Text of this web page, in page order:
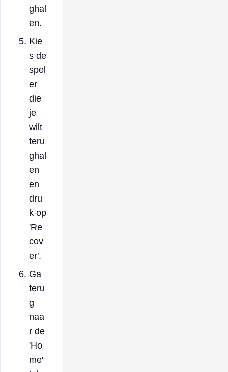
ghal
en.
Kie
s de
spel
er
die
je
wilt
teru
ghal
en
en
dru
k op
'Re
cov
er'.
Ga
teru
g
naa
r de
'Ho
me'